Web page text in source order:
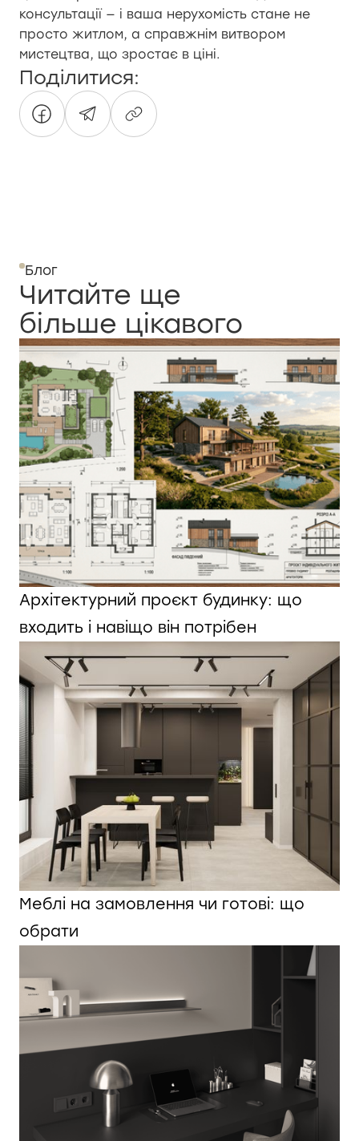
консультації — і ваша нерухомість стане не
просто житлом, а справжнім витвором
мистецтва, що зростає в ціні.
Поділитися:
Блог
Читайте ще
більше цікавого
Архітектурний проєкт будинку: що
входить і навіщо він потрібен
Меблі на замовлення чи готові: що
обрати